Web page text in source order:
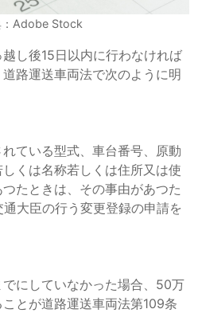
：Adobe Stock
し後15日以内に行わなければ
路運送車両法で次のように明
ている型式、車台番号、原動
くは名称若しくは住所又は使
たときは、その事由があつた
大臣の行う変更登録の申請を
にしていなかった場合、50万
とが道路運送車両法第109条